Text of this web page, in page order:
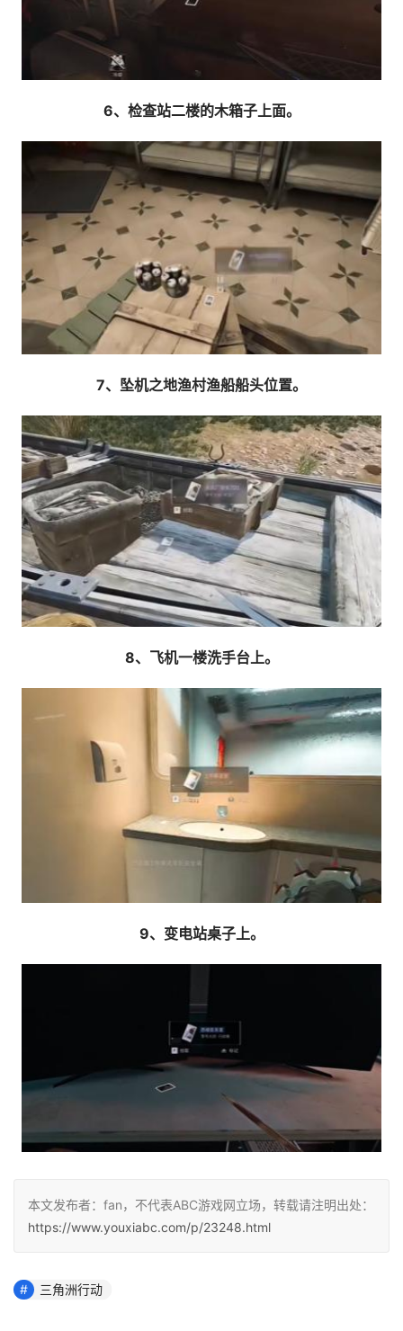
6、检查站二楼的木箱子上面。
7、坠机之地渔村渔船船头位置。
8、飞机一楼洗手台上。
9、变电站桌子上。
本文发布者：fan，不代表ABC游戏网立场，转载请注明出处：
https://www.youxiabc.com/p/23248.html
三角洲行动